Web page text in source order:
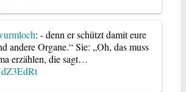
: - denn er schützt damit eure
andere Organe.“ Sie: „Oh, das muss
erzählen, die sagt…